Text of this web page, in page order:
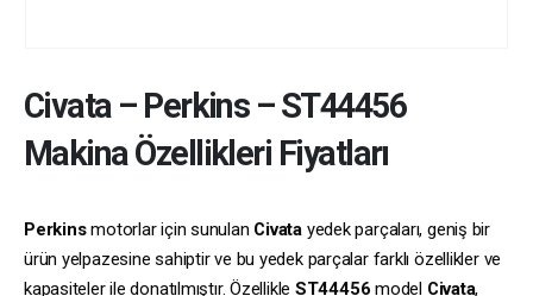
Civata– Perkins–ST44456
Makina Özellikleri Fiyatları
Perkinsmotorlar için sunulan Civata yedek parçaları, geniş bir
ürün yelpazesine sahiptir ve bu yedek parçalar farklı özellikler ve
kapasiteler ile donatılmıştır. Özellikle ST44456 model Civata,